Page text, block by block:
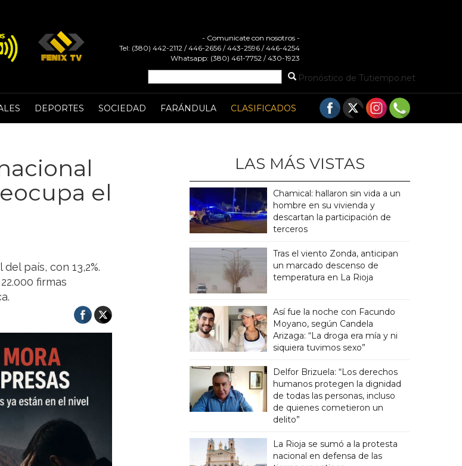
- Comunicate con nosotros -
Tel: (380) 442-2112 / 446-2656 / 443-2596 / 446-4254
Whatsapp: (380) 461-7752 / 430-1923
Pronóstico de Tutiempo.net
DEPORTES SOCIEDAD FARÁNDULA CLASIFICADOS
el
país, con 13,2%.
firmas
LAS MÁS VISTAS
Chamical: hallaron sin vida a un
hombre en su vivienda y
descartan la participación de
terceros
Tras el viento Zonda, anticipan
un marcado descenso de
temperatura en La Rioja
Así fue la noche con Facundo
Moyano, según Candela
Arizaga: “La droga era mía y ni
siquiera tuvimos sexo”
Delfor Brizuela: “Los derechos
humanos protegen la dignidad
de todas las personas, incluso
de quienes cometieron un
delito”
La Rioja se sumó a la protesta
nacional en defensa de las